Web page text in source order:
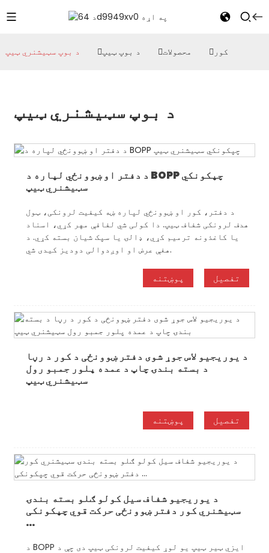
کور محصولات د بوپ ټیپ د بوپ سټیشنري ټیپ
د بوپ سټیشنري ټیپ
د دفتر او ښوونځي لپاره د BOPP چپکونکي
سټیشنري ټیپ
د دفتر، کور او ښوونځي لپاره ښه کیفیت لرونکی، ټول
هدف لرونکی شفاف ټیپ. دا کولی شي لفافې مهر کړي، اسناد
یا کاغذونه ترمیم کړي، ډالۍ یا سپک شیان بسته کړي. د
هغې عرض او اوږدوالی دودیز کیدی شي.
پوښتنه تفصیل
د یوریجیو لاس جوړ شوی دفتر ښوونځی د کور د رڼا
د بسته بندۍ چاپ د عمده پلور جمبو رول
سټیشنري ټیپ
پوښتنه تفصیل
د یوریجیو شفاف سیل کولو ګلو بسته بندۍ
سټیشنري کور دفتر ښوونځی حرکت قوي چپکونکی
...
د BOPP ایزي ټیر ټیپ یو لوړ کیفیت لرونکی ټیپ دی چې د